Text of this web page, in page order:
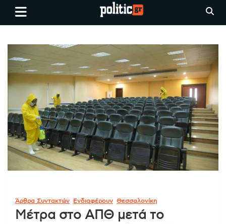
Skip
Ειδήσεις απο τη
Θεσσαλονίκη, την Ελλάδα και
όλο τον Κόσμο
politic.gr
Άρθρα Συντακτών Ενδιαφέρουν Θεσσαλονίκη
Μέτρα στο ΑΠΘ μετά το